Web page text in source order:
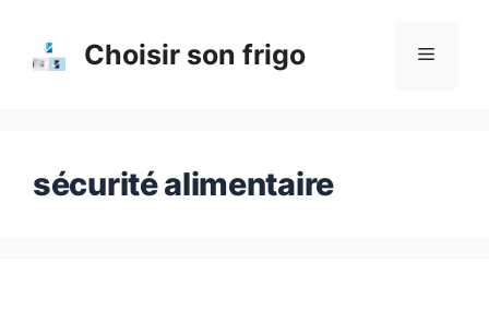
contenu
Choisir son frigo Menu
sécurité alimentaire